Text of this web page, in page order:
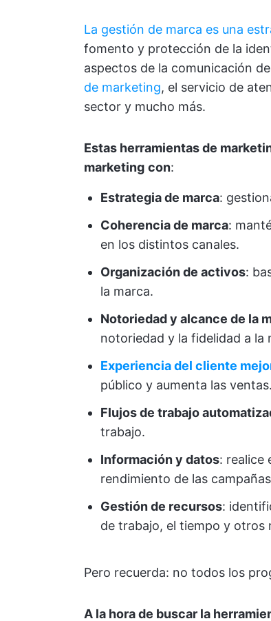
La gestión de marca es una
fomento y protección de la
aspectos de la comunicación
de marketing, el servicio de
sector y mucho más.
Estas herramientas de
marketing con:
Estrategia de marca:
Coherencia de marca:
en los distintos canales.
Organización de activos:
la marca.
Notoriedad y alcance de la
notoriedad y la fidelidad a la
Experiencia del cliente
público y aumenta las ventas.
Flujos de trabajo
trabajo.
Información y datos: realice
rendimiento de las
Gestión de recursos:
de trabajo, el tiempo y otros
Pero recuerda: no todos los
A la hora de buscar la